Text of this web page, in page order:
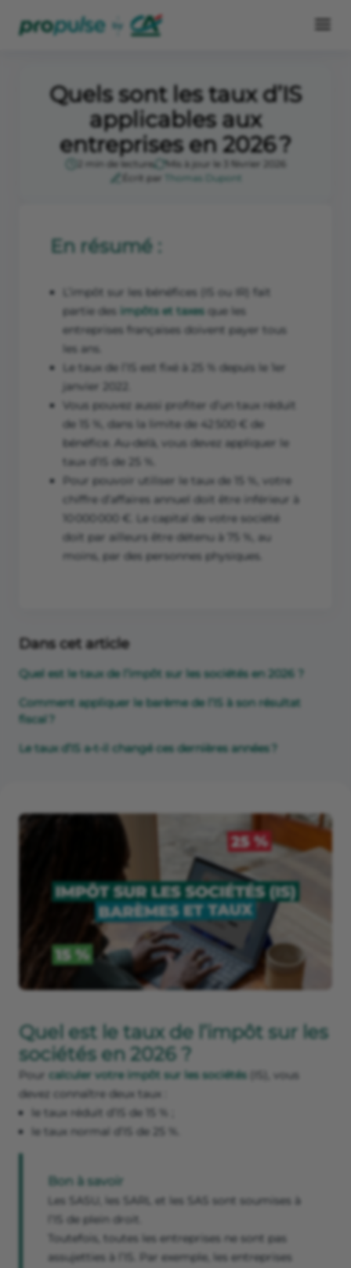
Quels sont les taux d’IS
applicables aux
entreprises en 2026 ?
2 min de lecture
Mis à jour le 3 février 2026
Écrit par
Thomas Dupont
En résumé :
L’impôt sur les bénéfices (IS ou IR) fait
partie des impôts et taxes que les
entreprises françaises doivent payer tous
les ans.
Le taux de l’IS est fixé à 25 % depuis le 1er
janvier 2022.
Vous pouvez aussi profiter d’un taux réduit
de 15 %, dans la limite de 42 500 € de
bénéfice. Au-delà, vous devez appliquer le
taux d’IS de 25 %.
Pour pouvoir utiliser le taux de 15 %, votre
chiffre d’affaires annuel doit être inférieur à
10 000 000 €. Le capital de votre société
doit par ailleurs être détenu à 75 %, au
moins, par des personnes physiques.
Dans cet article
Quel est le taux de l’impôt sur les sociétés en 2026 ?
Comment appliquer le barème de l’IS à son résultat
fiscal ?
Le taux d’IS a-t-il changé ces dernières années ?
Quel est le taux de l’impôt sur les
sociétés en 2026 ?
Pour calculer votre impôt sur les sociétés (IS), vous
devez connaître deux taux :
le taux réduit d’IS de 15 % ;
le taux normal d’IS de 25 %.
Bon à savoir
Les SASU, les SARL et les SAS sont soumises à
l’IS de plein droit.
Toutefois, toutes les entreprises ne sont pas
assujetties à l’IS. Par exemple, les entreprises